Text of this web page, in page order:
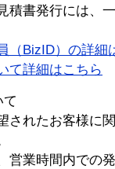
積書発行には、
（BizID）の詳細
て詳細はこちら
て
されたお客様に
営業時間内での